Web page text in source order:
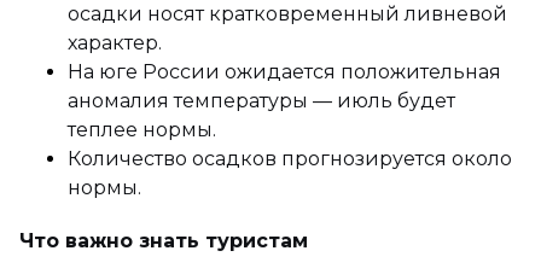
осадки носят кратковременный ливневой
характер.
На юге России ожидается положительная
аномалия температуры — июль будет
теплее нормы.
Количество осадков прогнозируется около
нормы.
Что важно знать туристам